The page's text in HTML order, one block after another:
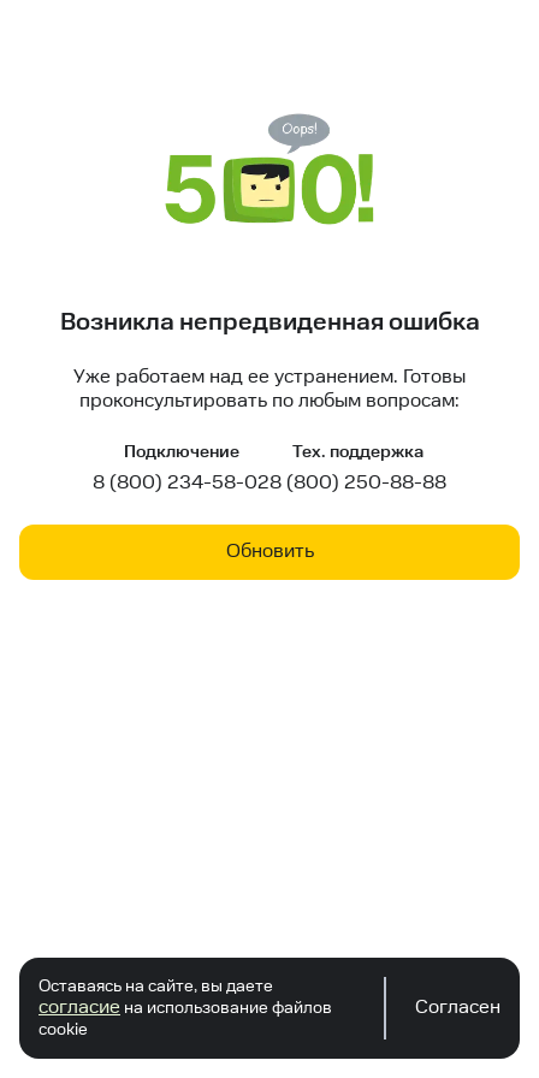
Возникла непредвиденная ошибка
Уже работаем над ее устранением. Готовы
проконсультировать по любым вопросам:
Подключение
8 (800) 234-58-02
Тех. поддержка
8 (800) 250-88-88
Обновить
Оставаясь на сайте, вы даете
согласие на использование файлов
cookie
Согласен